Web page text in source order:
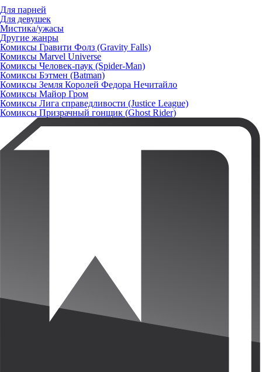
Для парней
Для девушек
Мистика/ужасы
Другие жанры
Комиксы Гравити Фолз (Gravity Falls)
Комиксы Marvel Universe
Комиксы Человек-паук (Spider-Man)
Комиксы Бэтмен (Batman)
Комиксы Земля Королей Федора Нечитайло
Комиксы Майор Гром
Комиксы Лига справедливости (Justice League)
Комиксы Призрачный гонщик (Ghost Rider)